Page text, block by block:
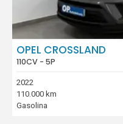
OPEL CROSSLAND
110CV - 5P
2022
110.000 km
Gasolina